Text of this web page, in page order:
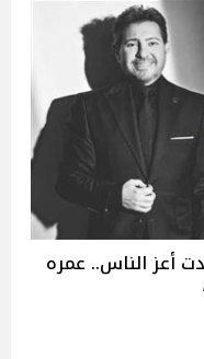
أعز الناس.. عمره